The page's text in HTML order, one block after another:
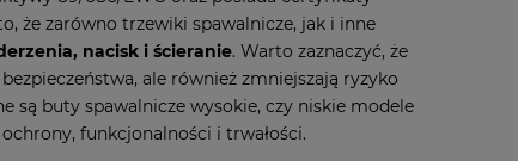
że zarówno trzewiki spawalnicze, jak i inne
nacisk i ścieranie. Warto zaznaczyć, że
ale również zmniejszają ryzyko
są buty spawalnicze wysokie, czy niskie modele
funkcjonalności i trwałości.